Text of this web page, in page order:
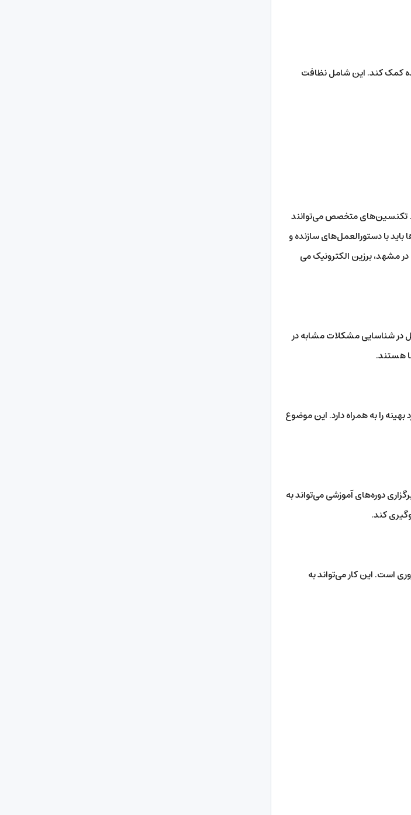
کمک کند. این شامل نظافت
تکنسین‌های متخصص می‌توانند
با دستورالعمل‌های سازنده و
مشهد، برزین الکترونیک می
در شناسایی مشکلات مشابه در
هستند.
را به همراه دارد. این موضوع
دوره‌های آموزشی می‌تواند به
کند.
است. این کار می‌تواند به